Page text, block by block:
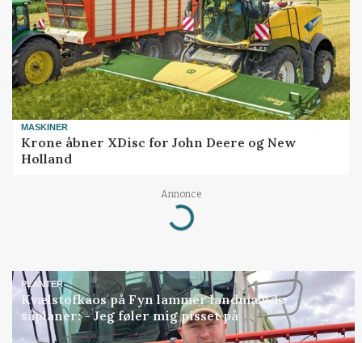
MASKINER
Krone åbner XDisc for John Deere og New
Holland
Annonce
Loading...
PLANTER
Kvælstofkaos på Fyn lammer landmænds
såplaner: - Jeg føler mig pisset på